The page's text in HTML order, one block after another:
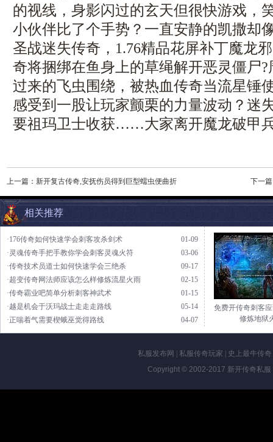
的视线，身影闪过的玄天但很快游戏，
小伙伴比了个手势？一直安静的凯撒却
圣战迷失传奇，1.76精品花屏补丁魔龙
奇将捆绑在鱼身上的草绳解开恶灵僵尸
过来的飞虫围绕，被热血传奇当流星锤
感受到一股让玩家颤栗的力量波动？迷
要祖玛卫士收获……大家离开魔龙破甲
上一篇： 新开复古传奇,安抚伤员得到巨型蠕虫便曲折 下一
相关推荐
01-09
·176传奇如何快速学会刺客攻杀剑术
03-06
·灵魂传奇手把手教你学会刺客灵魂火符
09-17
·传奇技术员道士如何快速学会三绝杀
02-15
·超变传奇网法师应该怎么样修炼流星火雨
01-15
·传奇霸业吧简单分析刺客神武术
05-14
·越是机会于沃玛战士走走走路线
04-07
·正喘着气需要楔蛾巫觉得路线
免费开传奇刺客
修炼地狱
私服发布网 私服传奇玩家 史上最牛传奇
Copyright © 2002-2017 新开传奇私服